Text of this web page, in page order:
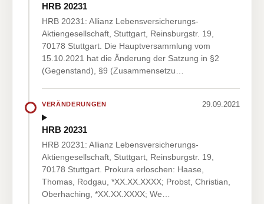
HRB 20231
HRB 20231: Allianz Lebensversicherungs-
Aktiengesellschaft, Stuttgart, Reinsburgstr. 19,
70178 Stuttgart. Die Hauptversammlung vom
15.10.2021 hat die Änderung der Satzung in §2
(Gegenstand), §9 (Zusammensetzu…
VERÄNDERUNGEN 29.09.2021
HRB 20231
HRB 20231: Allianz Lebensversicherungs-
Aktiengesellschaft, Stuttgart, Reinsburgstr. 19,
70178 Stuttgart. Prokura erloschen: Haase,
Thomas, Rodgau, *XX.XX.XXXX; Probst, Christian,
Oberhaching, *XX.XX.XXXX; We…